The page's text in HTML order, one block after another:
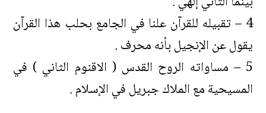
4 – تقبيله للقرآن علنا في الجامع بحلب هذا القرآن
يقول عن الإنجيل بأنه محرف .
5 – مساواته الروح القدس ( الاقنوم الثاني ) في
المسيحية مع الملاك جبريل في الإسلام .